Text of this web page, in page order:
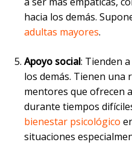
hacia los demás.
adultas mayores.
Apoyo social: Tienden
los demás. Tienen una
mentores que ofrecen
durante tiempos
bienestar psicológico
situaciones